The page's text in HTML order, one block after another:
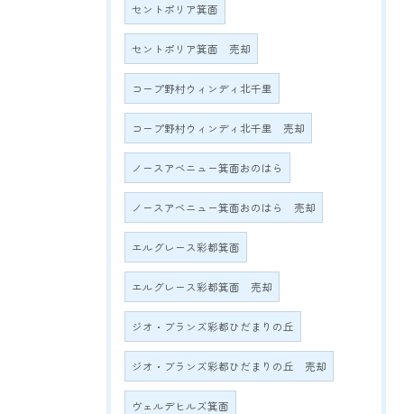
セントポリア箕面
セントポリア箕面 売却
コープ野村ウィンディ北千里
コープ野村ウィンディ北千里 売却
ノースアベニュー箕面おのはら
ノースアベニュー箕面おのはら 売却
エルグレース彩都箕面
エルグレース彩都箕面 売却
ジオ・ブランズ彩都ひだまりの丘
ジオ・ブランズ彩都ひだまりの丘 売却
ヴェルデヒルズ箕面